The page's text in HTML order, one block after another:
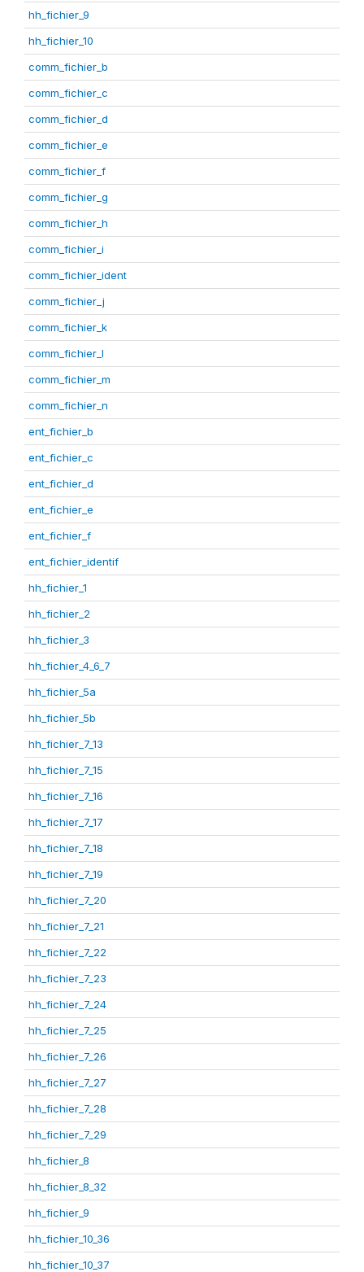
hh_fichier_9
hh_fichier_10
comm_fichier_b
comm_fichier_c
comm_fichier_d
comm_fichier_e
comm_fichier_f
comm_fichier_g
comm_fichier_h
comm_fichier_i
comm_fichier_ident
comm_fichier_j
comm_fichier_k
comm_fichier_l
comm_fichier_m
comm_fichier_n
ent_fichier_b
ent_fichier_c
ent_fichier_d
ent_fichier_e
ent_fichier_f
ent_fichier_identif
hh_fichier_1
hh_fichier_2
hh_fichier_3
hh_fichier_4_6_7
hh_fichier_5a
hh_fichier_5b
hh_fichier_7_13
hh_fichier_7_15
hh_fichier_7_16
hh_fichier_7_17
hh_fichier_7_18
hh_fichier_7_19
hh_fichier_7_20
hh_fichier_7_21
hh_fichier_7_22
hh_fichier_7_23
hh_fichier_7_24
hh_fichier_7_25
hh_fichier_7_26
hh_fichier_7_27
hh_fichier_7_28
hh_fichier_7_29
hh_fichier_8
hh_fichier_8_32
hh_fichier_9
hh_fichier_10_36
hh_fichier_10_37